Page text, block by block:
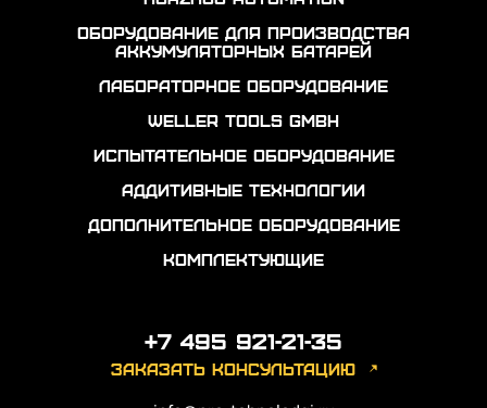
Оборудование для производства
аккумуляторных батарей
Лабораторное оборудование
Weller Tools GmbH
Испытательное оборудование
Аддитивные технологии
Дополнительное оборудование
Комплектующие
+7 495 921-21-35
заказать консультацию